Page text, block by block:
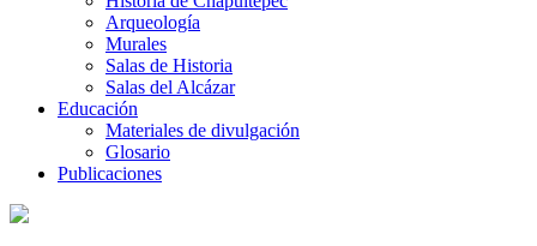
Arqueología
Murales
Salas de Historia
Salas del Alcázar
Educación
Materiales de divulgación
Glosario
Publicaciones